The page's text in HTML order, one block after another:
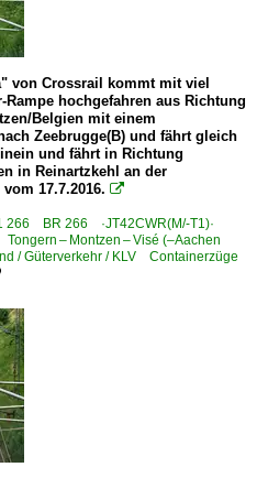
von Crossrail kommt mit viel
hochgefahren aus Richtung
Belgien mit einem
Zeebrugge(B) und fährt gleich
und fährt in Richtung
in Reinartzkehl an der
17.7.2016. 
266 BR 266 ·JT42CWR(M/-T1)·
– Montzen – Visé (–Aachen
/ Güterverkehr / KLV Containerzüge